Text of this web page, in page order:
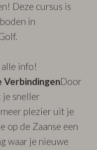
Deze cursus is
in
info!
VerbindingenDoor
je sneller
plezier uit je
op de Zaanse een
waar je nieuwe